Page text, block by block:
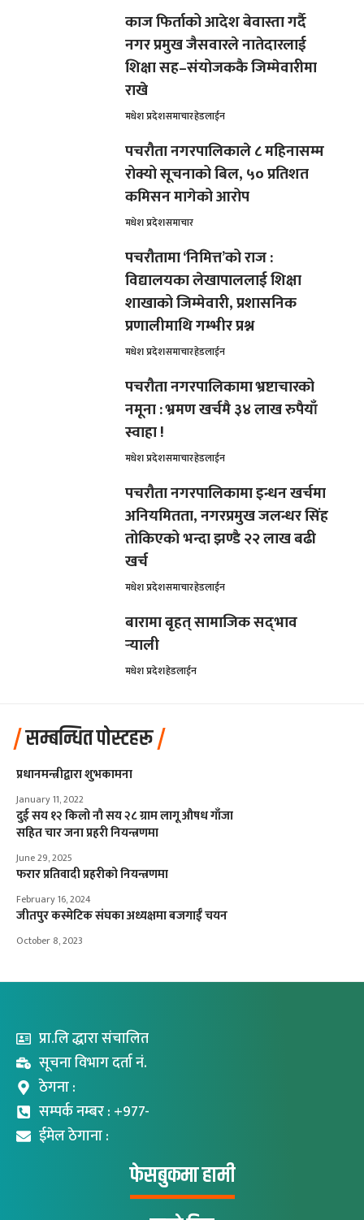
काज फिर्ताको आदेश बेवास्ता गर्दै
नगर प्रमुख जैसवारले नातेदारलाई
शिक्षा सह–संयोजककै जिम्मेवारीमा
राखे
मधेश प्रदेशसमाचारहेडलाईन
पचरौता नगरपालिकाले ८ महिनासम्म
रोक्यो सूचनाको बिल, ५० प्रतिशत
कमिसन मागेको आरोप
मधेश प्रदेशसमाचार
पचरौतामा ‘निमित्त’को राज :
विद्यालयका लेखापाललाई शिक्षा
शाखाको जिम्मेवारी, प्रशासनिक
प्रणालीमाथि गम्भीर प्रश्न
मधेश प्रदेशसमाचारहेडलाईन
पचरौता नगरपालिकामा भ्रष्टाचारको
नमूना : भ्रमण खर्चमै ३४ लाख रुपैयाँ
स्वाहा !
मधेश प्रदेशसमाचारहेडलाईन
पचरौता नगरपालिकामा इन्धन खर्चमा
अनियमितता, नगरप्रमुख जलन्धर सिंह
तोकिएको भन्दा झण्डै २२ लाख बढी
खर्च
मधेश प्रदेशसमाचारहेडलाईन
बारामा बृहत् सामाजिक सद्‌भाव
र्‍याली
मधेश प्रदेशहेडलाईन
सम्बन्धित पोस्टहरू
प्रधानमन्त्रीद्वारा शुभकामना
January 11, 2022
दुई सय १२ किलो नौ सय २८ ग्राम लागू औषध गाँजा
सहित चार जना प्रहरी नियन्त्रणमा
June 29, 2025
फरार प्रतिवादी प्रहरीको नियन्त्रणमा
February 16, 2024
जीतपुर कस्मेटिक संघका अध्यक्षमा बजगाईँ चयन
October 8, 2023
प्रा.लि द्धारा संचालित
सूचना विभाग दर्ता नं.
ठेगना :
सम्पर्क नम्बर : +977-
ईमेल ठेगाना :
फेसबुकमा हामी